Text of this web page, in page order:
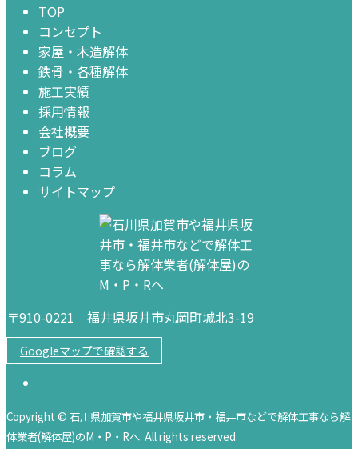
TOP
コンセプト
家屋・木造解体
鉄骨・各種解体
施工実績
採用情報
会社概要
ブログ
コラム
サイトマップ
〒910-0221 福井県坂井市丸岡町城北3-19
Googleマップで確認する
Copyright © 石川県加賀市や福井県坂井市・福井市などで解体工事なら解
体業者(解体屋)のM・P・Rへ. All rights reserved.